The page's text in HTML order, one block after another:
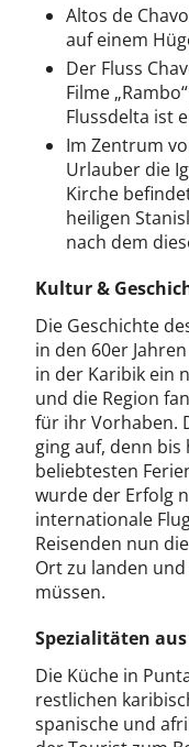
Altos de
auf einem
Der Fluss
Filme
Flussdelta ist
Im Zentrum
Urlauber die
Kirche
heiligen
nach dem
Kultur &
Die Geschichte
in den 60er
in der Karibik ein
und die Region
für ihr Vorhaben.
ging auf, denn
beliebtesten
wurde der Erfolg
internationale
Reisenden nun
Ort zu landen
müssen.
Spezialitäten
Die Küche in
restlichen
spanische und